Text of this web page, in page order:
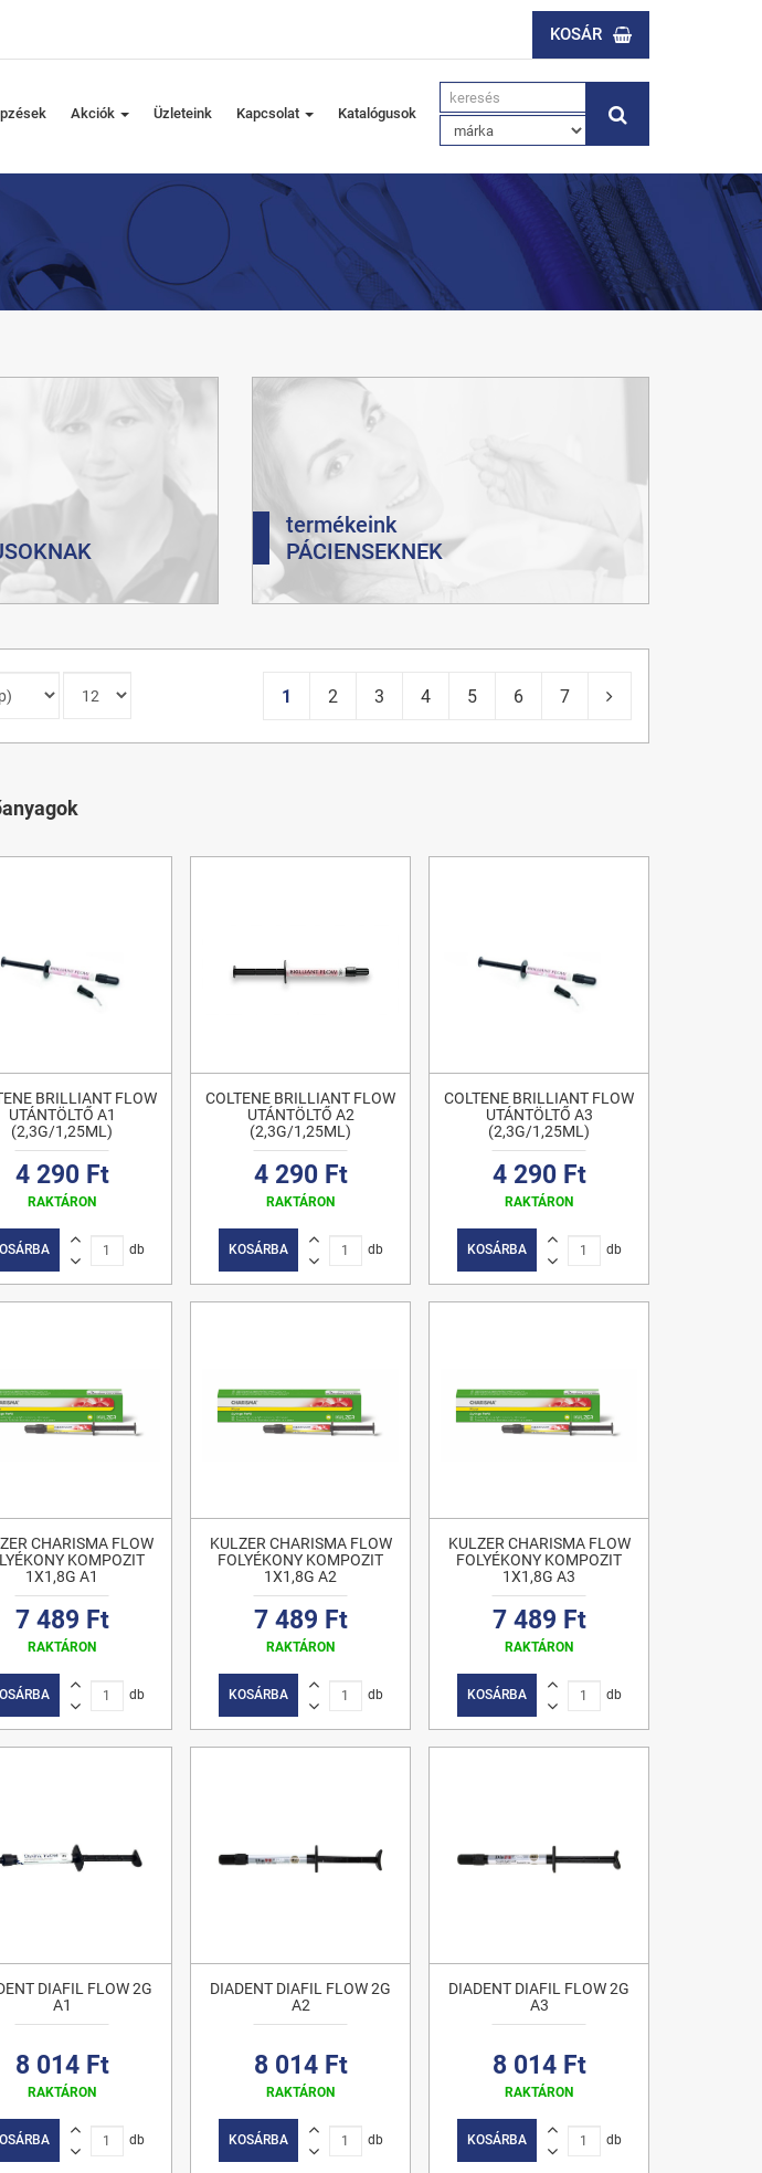
KOSÁR
Akciók Üzleteink Kapcsolat Katalógusok
termékeink
PÁCIENSEKNEK
1 2 3 4 5 6 7
BRILLIANT FLOW
UTÁNTÖLTŐ A1
(2,3G/1,25ML)
4 290 Ft
RAKTÁRON
db
COLTENE BRILLIANT FLOW
UTÁNTÖLTŐ A2
(2,3G/1,25ML)
4 290 Ft
RAKTÁRON
KOSÁRBA db
COLTENE BRILLIANT FLOW
UTÁNTÖLTŐ A3
(2,3G/1,25ML)
4 290 Ft
RAKTÁRON
KOSÁRBA db
CHARISMA FLOW
KOMPOZIT
1X1,8G A1
7 489 Ft
RAKTÁRON
db
KULZER CHARISMA FLOW
FOLYÉKONY KOMPOZIT
1X1,8G A2
7 489 Ft
RAKTÁRON
KOSÁRBA db
KULZER CHARISMA FLOW
FOLYÉKONY KOMPOZIT
1X1,8G A3
7 489 Ft
RAKTÁRON
KOSÁRBA db
DIAFIL FLOW 2G
A1
8 014 Ft
RAKTÁRON
db
DIADENT DIAFIL FLOW 2G
A2
8 014 Ft
RAKTÁRON
KOSÁRBA db
DIADENT DIAFIL FLOW 2G
A3
8 014 Ft
RAKTÁRON
KOSÁRBA db